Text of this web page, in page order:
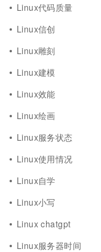
Linux代码质量
Linux信创
Linux雕刻
Linux建模
Linux效能
Linux绘画
Linux服务状态
Linux使用情况
Linux自学
Linux小写
Linux chatgpt
Linux服务器时间